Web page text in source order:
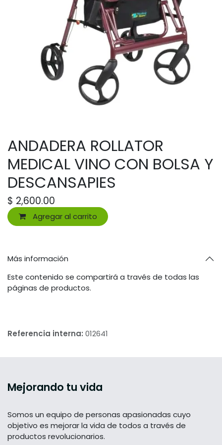
ANDADERA ROLLATOR
MEDICAL VINO CON BOLSA Y
DESCANSAPIES
$ 2,600.00
Agregar al carrito
Más información
Este contenido se compartirá a través de todas las
páginas de productos.
Referencia interna: 012641
Mejorando tu vida
Somos un equipo de personas apasionadas cuyo
objetivo es mejorar la vida de todos a través de
productos revolucionarios.